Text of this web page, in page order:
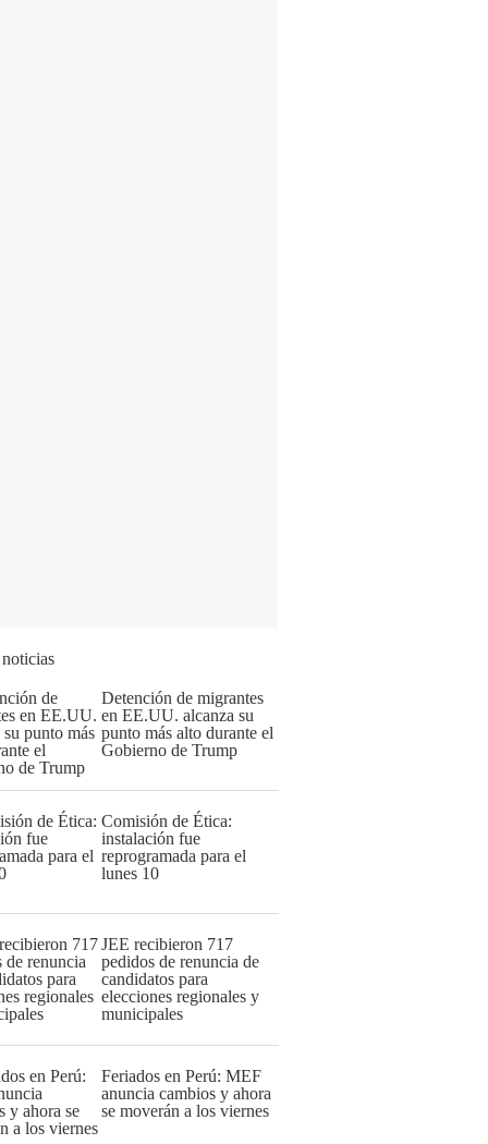
Detención de migrantes
en EE.UU. alcanza su
punto más alto durante el
Gobierno de Trump
Comisión de Ética:
instalación fue
reprogramada para el
lunes 10
JEE recibieron 717
pedidos de renuncia de
candidatos para
elecciones regionales y
municipales
Feriados en Perú: MEF
anuncia cambios y ahora
se moverán a los viernes